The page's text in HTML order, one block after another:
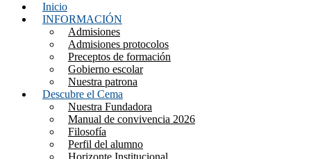
Colegio Estrada María
Auxiliadora
Inicio
INFORMACIÓN
Admisiones
Admisiones protocolos
Preceptos de formación
Gobierno escolar
Nuestra patrona
Descubre el Cema
Nuestra Fundadora
Manual de convivencia 2026
Filosofía
Perfil del alumno
Horizonte Institucional